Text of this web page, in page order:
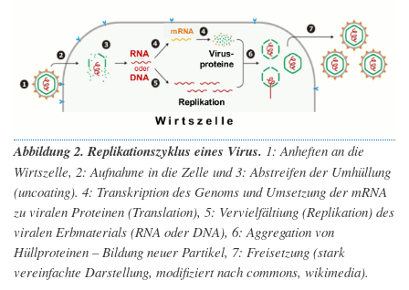
Abbildung 2. Replikationszyklus eines Virus. 1: Anheften an die
Wirtszelle, 2: Aufnahme in die Zelle und 3: Abstreifen der Umhüllung
(uncoating). 4: Transkription des Genoms und Umsetzung der mRNA
zu viralen Proteinen (Translation), 5: Vervielfältiung (Replikation) des
viralen Erbmaterials (RNA oder DNA), 6: Aggregation von
Hüllproteinen – Bildung neuer Partikel, 7: Freisetzung (stark
vereinfachte Darstellung, modifiziert nach commons, wikimedia).